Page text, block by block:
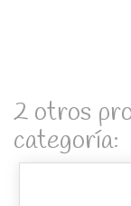
2 otros
categoría: